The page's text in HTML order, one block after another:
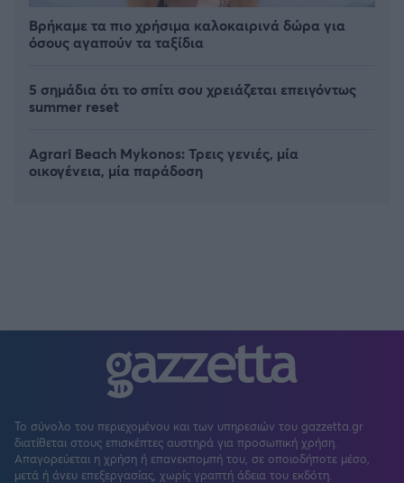
Βρήκαμε τα πιο χρήσιμα καλοκαιρινά δώρα για
όσους αγαπούν τα ταξίδια
5 σημάδια ότι το σπίτι σου χρειάζεται επειγόντως
summer reset
Agrari Beach Mykonos: Τρεις γενιές, μία
οικογένεια, μία παράδοση
Το σύνολο του περιεχομένου και των υπηρεσιών του gazzetta.gr
διατίθεται στους επισκέπτες αυστηρά για προσωπική χρήση.
Απαγορεύεται η χρήση ή επανεκπομπή του, σε οποιοδήποτε μέσο,
μετά ή άνευ επεξεργασίας, χωρίς γραπτή άδεια του εκδότη.